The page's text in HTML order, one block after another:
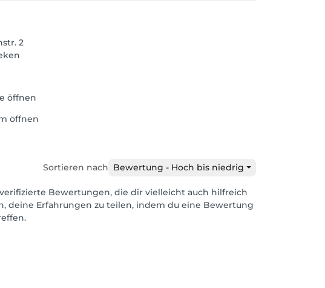
2
öffnen
öffnen
Sortieren nach Bewertung - Hoch bis niedrig
Bewertungen, die dir vielleicht auch hilfreich
deine Erfahrungen zu teilen, indem du eine Bewertung